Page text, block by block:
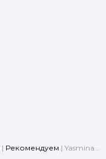
| Рекомендуем | Yasmina – Sukutamro ba boron hadya kardam